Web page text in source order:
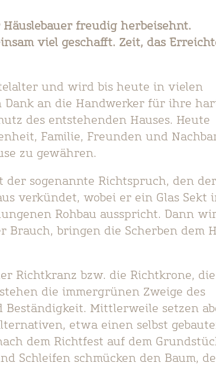
freudig herbeisehnt.
viel geschafft. Zeit, das
und wird bis heute in vielen
Dank an die Handwerker für ihre
des entstehenden Hauses. Heute
Familie, Freunden und
zu gewähren.
sogenannte Richtspruch, den der
verkündet, wobei er ein Glas Sekt
Rohbau ausspricht. Dann
Brauch, bringen die Scherben dem
Richtkranz bzw. die Richtkrone, die
die immergrünen Zweige des
Beständigkeit. Mittlerweile setzen
etwa einen selbst
dem Richtfest auf dem
Schleifen schmücken den Baum,